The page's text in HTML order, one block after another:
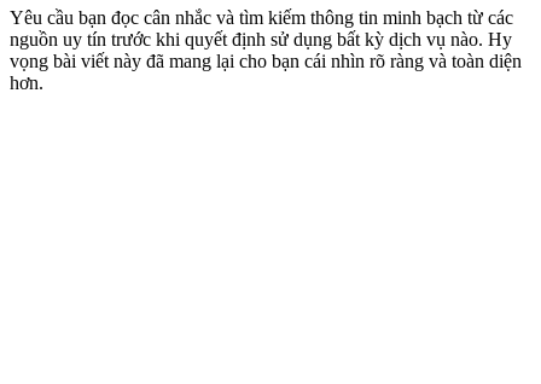
Yêu cầu bạn đọc cân nhắc và tìm kiếm thông tin minh bạch từ các
nguồn uy tín trước khi quyết định sử dụng bất kỳ dịch vụ nào. Hy
vọng bài viết này đã mang lại cho bạn cái nhìn rõ ràng và toàn diện
hơn.